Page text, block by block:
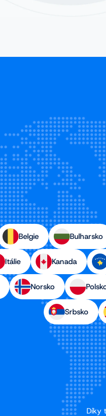
Belgie Bulharsko
Itálie Kanada
Norsko
Srbsko
Díky